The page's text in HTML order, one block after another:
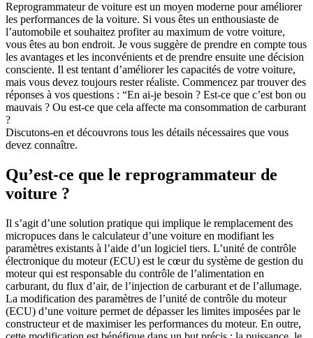
Reprogrammateur de voiture est un moyen moderne pour améliorer
les performances de la voiture. Si vous êtes un enthousiaste de
l’automobile et souhaitez profiter au maximum de votre voiture,
vous êtes au bon endroit. Je vous suggère de prendre en compte tous
les avantages et les inconvénients et de prendre ensuite une décision
consciente. Il est tentant d’améliorer les capacités de votre voiture,
mais vous devez toujours rester réaliste. Commencez par trouver des
réponses à vos questions : “En ai-je besoin ? Est-ce que c’est bon ou
mauvais ? Ou est-ce que cela affecte ma consommation de carburant
?
Discutons-en et découvrons tous les détails nécessaires que vous
devez connaître.
Qu’est-ce que le reprogrammateur de
voiture ?
Il s’agit d’une solution pratique qui implique le remplacement des
micropuces dans le calculateur d’une voiture en modifiant les
paramètres existants à l’aide d’un logiciel tiers. L’unité de contrôle
électronique du moteur (ECU) est le cœur du système de gestion du
moteur qui est responsable du contrôle de l’alimentation en
carburant, du flux d’air, de l’injection de carburant et de l’allumage.
La modification des paramètres de l’unité de contrôle du moteur
(ECU) d’une voiture permet de dépasser les limites imposées par le
constructeur et de maximiser les performances du moteur. En outre,